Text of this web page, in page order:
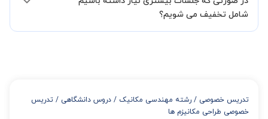
شود تا با توجه به سطح شما و خواسته شما مدرس اعلام کنند که تقریبا
شامل تخفیف می شویم؟
از 12 تا 15 جلسه: 7% تخفیف
از 16 تا 100 جلسه: 9% تخفیف
تدریس خصوصی / رشته مهندسی مکانیک / دروس دانشگاهی / تدریس
خصوصی طراحی مکانیزم ها